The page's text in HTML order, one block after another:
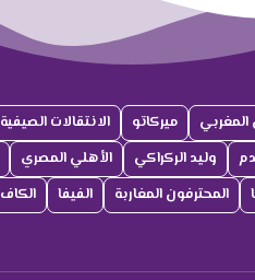
ميركاتو الانتقالات الصيفية
وليد الركراكي الأهلي المصري
المحترفون المغاربة الفيفا الكاف